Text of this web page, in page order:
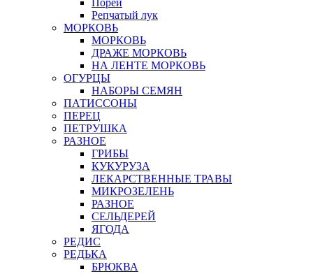
Порей
Репчатый лук
МОРКОВЬ
МОРКОВЬ
ДРАЖЕ МОРКОВЬ
НА ЛЕНТЕ МОРКОВЬ
ОГУРЦЫ
НАБОРЫ СЕМЯН
ПАТИССОНЫ
ПЕРЕЦ
ПЕТРУШКА
РАЗНОЕ
ГРИБЫ
КУКУРУЗА
ЛЕКАРСТВЕННЫЕ ТРАВЫ
МИКРОЗЕЛЕНЬ
РАЗНОЕ
СЕЛЬДЕРЕЙ
ЯГОДА
РЕДИС
РЕДЬКА
БРЮКВА